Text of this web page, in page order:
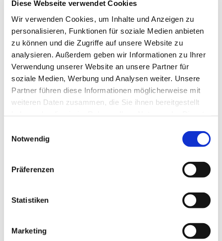
Diese Webseite verwendet Cookies
Wir verwenden Cookies, um Inhalte und Anzeigen zu
personalisieren, Funktionen für soziale Medien anbieten
zu können und die Zugriffe auf unsere Website zu
analysieren. Außerdem geben wir Informationen zu Ihrer
Verwendung unserer Website an unsere Partner für
soziale Medien, Werbung und Analysen weiter. Unsere
Partner führen diese Informationen möglicherweise mit
weiteren Daten zusammen, die Sie ihnen bereitgestellt
Notwendig
Präferenzen
Statistiken
Marketing